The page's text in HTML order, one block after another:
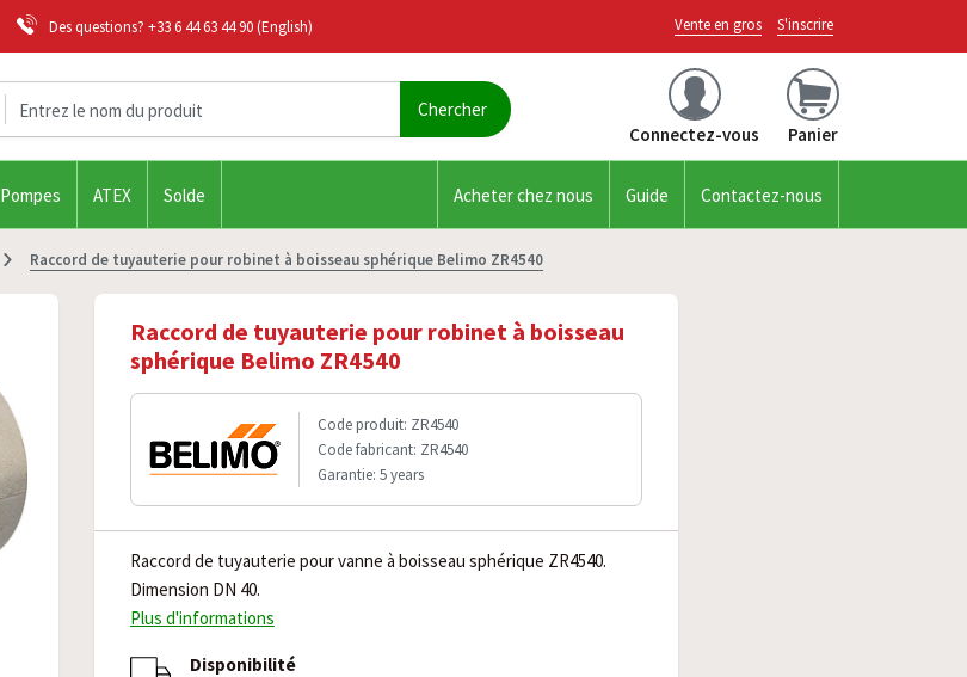
Des questions? +33 6 44 63 44 90(English) Vente en gros S'inscrire
Connectez-vous Panier
Pompes ATEX Solde Acheter chez nous Guide Contactez-nous
Raccord de tuyauterie pour robinet à boisseau sphérique Belimo ZR4540
Raccord de tuyauterie pour robinet à boisseau
sphérique Belimo ZR4540
Code produit: ZR4540
Code fabricant: ZR4540
Garantie: 5 years
Raccord de tuyauterie pour vanne à boisseau sphérique ZR4540.
Dimension DN 40.
Plus d'informations
Disponibilité